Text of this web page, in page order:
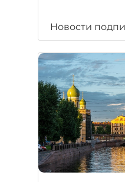
Новости